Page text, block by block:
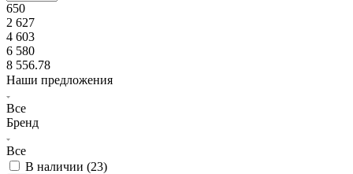
650
2 627
4 603
6 580
8 556.78
Наши предложения
Все
Бренд
Все
В наличии (23)